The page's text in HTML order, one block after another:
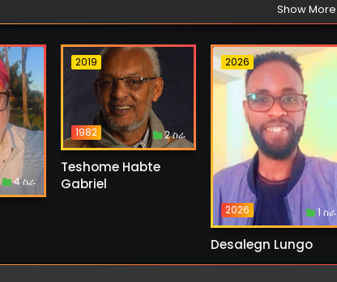
Show More
4 ስራ
2019
1982 2 ስራ
Teshome Habte
Gabriel
2026
2026 1 ስራ
Desalegn Lungo